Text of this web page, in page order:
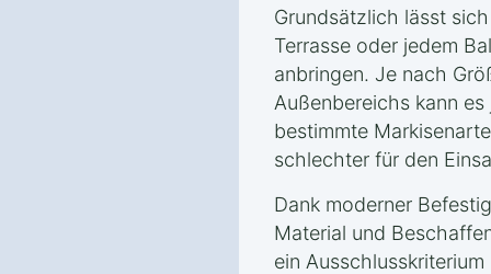
Grundsätzlich lässt
Terrasse oder jedem
anbringen. Je nach
Außenbereichs kann
bestimmte
schlechter für den
Dank moderner
Material und
ein